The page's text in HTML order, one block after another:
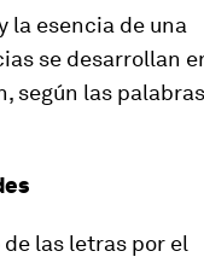
la esencia de una
se desarrollan
según las palabras
las letras por el